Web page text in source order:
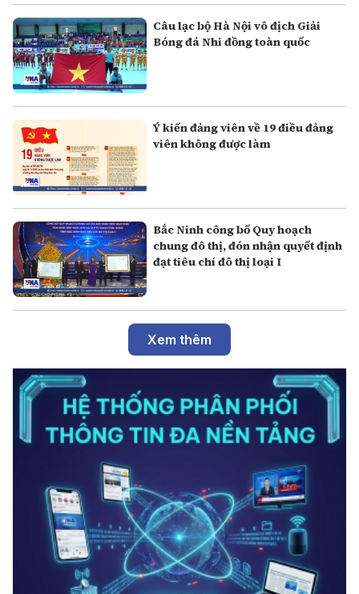
Câu lạc bộ Hà Nội vô địch Giải
Bóng đá Nhi đồng toàn quốc
Ý kiến đảng viên về 19 điều đảng
viên không được làm
Bắc Ninh công bố Quy hoạch
chung đô thị, đón nhận quyết định
đạt tiêu chí đô thị loại I
Xem thêm